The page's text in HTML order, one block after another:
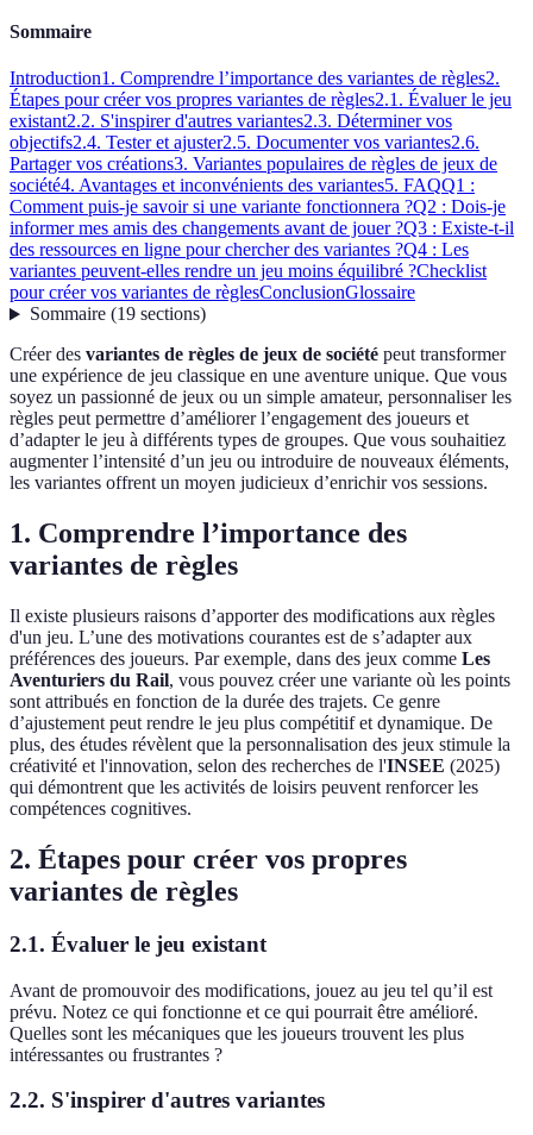
Sommaire
Introduction1. Comprendre l’importance des variantes de règles2.
Étapes pour créer vos propres variantes de règles2.1. Évaluer le jeu
existant2.2. S'inspirer d'autres variantes2.3. Déterminer vos
objectifs2.4. Tester et ajuster2.5. Documenter vos variantes2.6.
Partager vos créations3. Variantes populaires de règles de jeux de
société4. Avantages et inconvénients des variantes5. FAQQ1 :
Comment puis-je savoir si une variante fonctionnera ?Q2 : Dois-je
informer mes amis des changements avant de jouer ?Q3 : Existe-t-il
des ressources en ligne pour chercher des variantes ?Q4 : Les
variantes peuvent-elles rendre un jeu moins équilibré ?Checklist
pour créer vos variantes de règlesConclusionGlossaire
Sommaire(19 sections)
Créer des variantes de règles de jeux de société peut transformer
une expérience de jeu classique en une aventure unique. Que vous
soyez un passionné de jeux ou un simple amateur, personnaliser les
règles peut permettre d’améliorer l’engagement des joueurs et
d’adapter le jeu à différents types de groupes. Que vous souhaitiez
augmenter l’intensité d’un jeu ou introduire de nouveaux éléments,
les variantes offrent un moyen judicieux d’enrichir vos sessions.
1. Comprendre l’importance des
variantes de règles
Il existe plusieurs raisons d’apporter des modifications aux règles
d'un jeu. L’une des motivations courantes est de s’adapter aux
préférences des joueurs. Par exemple, dans des jeux comme Les
Aventuriers du Rail, vous pouvez créer une variante où les points
sont attribués en fonction de la durée des trajets. Ce genre
d’ajustement peut rendre le jeu plus compétitif et dynamique. De
plus, des études révèlent que la personnalisation des jeux stimule la
créativité et l'innovation, selon des recherches de l'INSEE (2025)
qui démontrent que les activités de loisirs peuvent renforcer les
compétences cognitives.
2. Étapes pour créer vos propres
variantes de règles
2.1. Évaluer le jeu existant
Avant de promouvoir des modifications, jouez au jeu tel qu’il est
prévu. Notez ce qui fonctionne et ce qui pourrait être amélioré.
Quelles sont les mécaniques que les joueurs trouvent les plus
intéressantes ou frustrantes ?
2.2. S'inspirer d'autres variantes